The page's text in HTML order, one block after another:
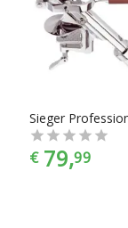
€ 79,99